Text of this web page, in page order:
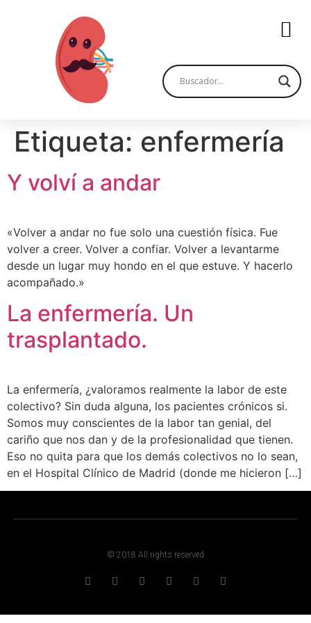
Etiqueta: enfermería
Y volví a andar
«Volver a andar no fue solo una cuestión física. Fue
volver a creer. Volver a confiar. Volver a levantarme
desde un lugar muy hondo en el que estuve. Y hacerlo
acompañado.»
La enfermería. Un
trasplantado.
La enfermería, ¿valoramos realmente la labor de este
colectivo? Sin duda alguna, los pacientes crónicos si.
Somos muy conscientes de la labor tan genial, del
cariño que nos dan y de la profesionalidad que tienen.
Eso no quita para que los demás colectivos no lo sean,
en el Hospital Clínico de Madrid (donde me hicieron […]
© 2018 All rights reserved